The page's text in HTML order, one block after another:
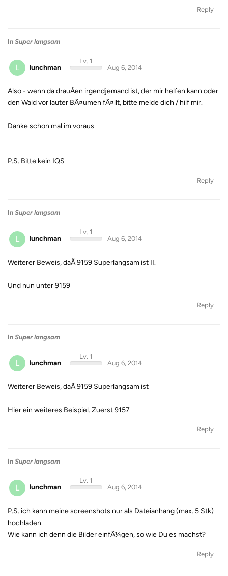
Reply
In Super langsam
L lunchman
Lv. 1
Aug 6, 2014
Also - wenn da drauÃen irgendjemand ist, der mir helfen kann oder
den Wald vor lauter BÃ¤umen fÃ¤llt, bitte melde dich / hilf mir.
Danke schon mal im voraus
P.S. Bitte kein IQS
Reply
In Super langsam
L lunchman
Lv. 1
Aug 6, 2014
Weiterer Beweis, daÃ 9159 Superlangsam ist II.
Und nun unter 9159
Reply
In Super langsam
L lunchman
Lv. 1
Aug 6, 2014
Weiterer Beweis, daÃ 9159 Superlangsam ist
Hier ein weiteres Beispiel. Zuerst 9157
Reply
In Super langsam
L lunchman
Lv. 1
Aug 6, 2014
P.S. ich kann meine screenshots nur als Dateianhang (max. 5 Stk)
hochladen.
Wie kann ich denn die Bilder einfÃ¼gen, so wie Du es machst?
Reply